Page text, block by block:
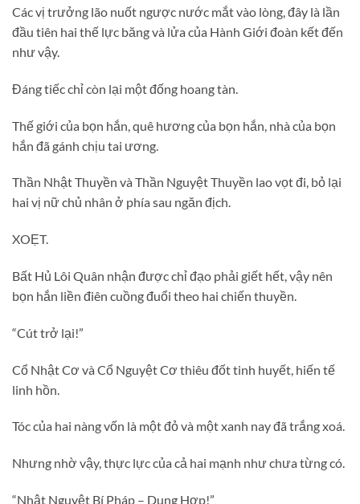
Các vị trưởng lão nuốt ngược nước mắt vào lòng, đây là lần
đầu tiên hai thế lực băng và lửa của Hành Giới đoàn kết đến
như vậy.
Đáng tiếc chỉ còn lại một đống hoang tàn.
Thế giới của bọn hắn, quê hương của bọn hắn, nhà của bọn
hắn đã gánh chịu tai ương.
Thần Nhật Thuyền và Thần Nguyệt Thuyền lao vọt đi, bỏ lại
hai vị nữ chủ nhân ở phía sau ngăn địch.
XOẸT.
Bất Hủ Lôi Quân nhận được chỉ đạo phải giết hết, vậy nên
bọn hắn liền điên cuồng đuổi theo hai chiến thuyền.
“Cút trở lại!”
Cổ Nhật Cơ và Cổ Nguyệt Cơ thiêu đốt tinh huyết, hiến tế
linh hồn.
Tóc của hai nàng vốn là một đỏ và một xanh nay đã trắng xoá.
Nhưng nhờ vậy, thực lực của cả hai mạnh như chưa từng có.
“Nhật Nguyệt Bí Pháp – Dung Hợp!”